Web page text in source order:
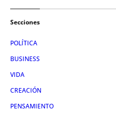
Secciones
POLÍTICA
BUSINESS
VIDA
CREACIÓN
PENSAMIENTO